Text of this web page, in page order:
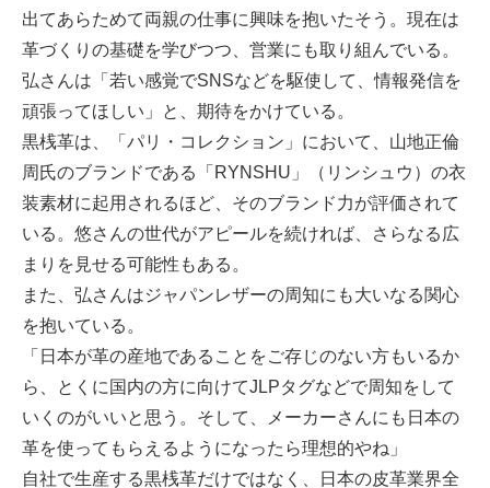
出てあらためて両親の仕事に興味を抱いたそう。現在は
革づくりの基礎を学びつつ、営業にも取り組んでいる。
弘さんは「若い感覚でSNSなどを駆使して、情報発信を
頑張ってほしい」と、期待をかけている。
黒桟革は、「パリ・コレクション」において、山地正倫
周氏のブランドである「RYNSHU」（リンシュウ）の衣
装素材に起用されるほど、そのブランド力が評価されて
いる。悠さんの世代がアピールを続ければ、さらなる広
まりを見せる可能性もある。
また、弘さんはジャパンレザーの周知にも大いなる関心
を抱いている。
「日本が革の産地であることをご存じのない方もいるか
ら、とくに国内の方に向けてJLPタグなどで周知をして
いくのがいいと思う。そして、メーカーさんにも日本の
革を使ってもらえるようになったら理想的やね」
自社で生産する黒桟革だけではなく、日本の皮革業界全